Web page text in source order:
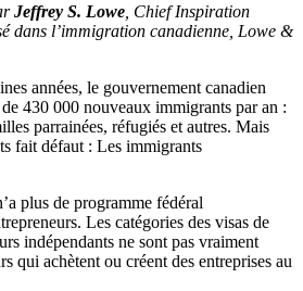
Jeffrey S. Lowe , Chief Inspiration
dans l’immigration canadienne, Lowe &
années, le gouvernement canadien
430 000 nouveaux immigrants par an :
parrainées, réfugiés et autres. Mais
fait défaut : Les immigrants
plus de programme fédéral
Les catégories des visas de
indépendants ne sont pas vraiment
qui achètent ou créent des entreprises au